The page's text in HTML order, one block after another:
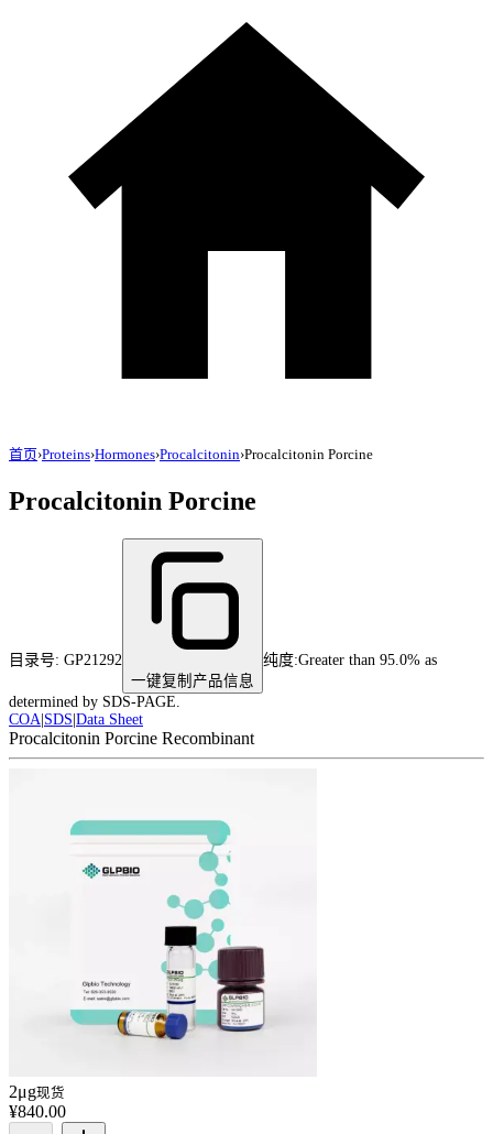
首页›Proteins›Hormones›Procalcitonin›Procalcitonin Porcine
Procalcitonin Porcine
目录号: GP21292
一键复制产品信息
纯度:Greater than 95.0% as
determined by SDS-PAGE.
COA SDS Data Sheet
Procalcitonin Porcine Recombinant
2μg现货
¥840.00